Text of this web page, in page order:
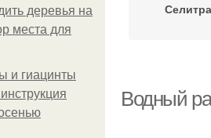
деревья на
места для
и гиацинты
Водный